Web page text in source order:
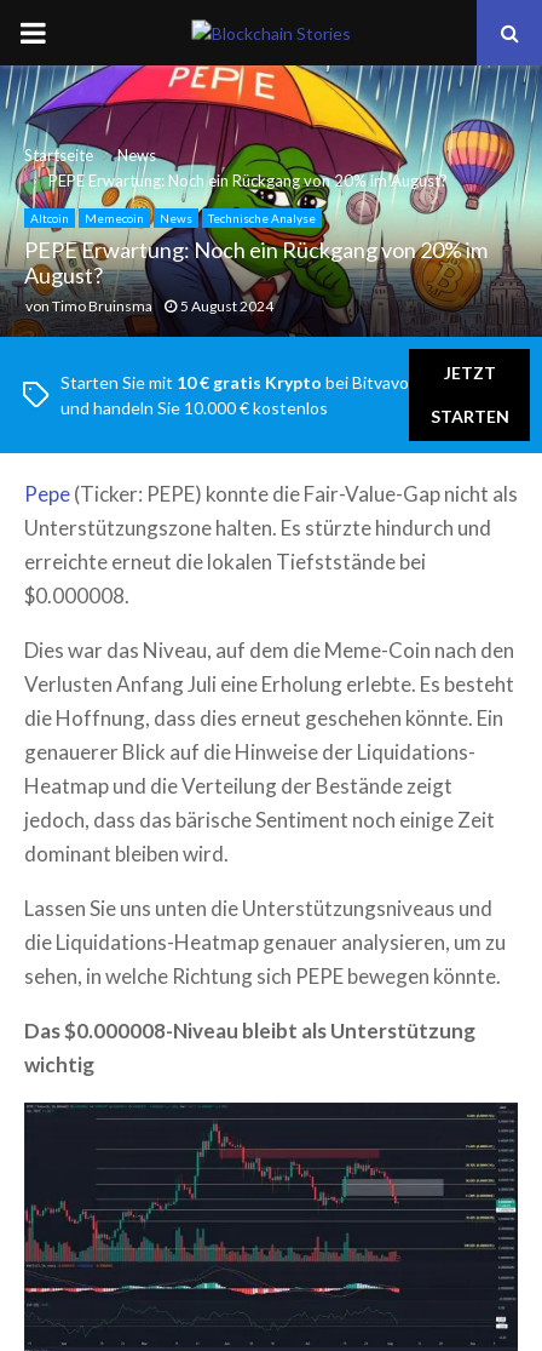
PRIMARY
MENU
Startseite
News
PEPE Erwartung: Noch ein Rückgang von 20% im August?
Altcoin Memecoin News Technische Analyse
PEPE Erwartung: Noch ein Rückgang von 20% im
August?
von Timo Bruinsma 5 August 2024
Starten Sie mit 10 € gratis Krypto bei Bitvavo
und handeln Sie 10.000 € kostenlos
JETZT
STARTEN
Pepe(Ticker: PEPE) konnte die Fair-Value-Gap nicht als
Unterstützungszone halten. Es stürzte hindurch und
erreichte erneut die lokalen Tiefststände bei
$0.000008.
Dies war das Niveau, auf dem die Meme-Coin nach den
Verlusten Anfang Juli eine Erholung erlebte. Es besteht
die Hoffnung, dass dies erneut geschehen könnte. Ein
genauerer Blick auf die Hinweise der Liquidations-
Heatmap und die Verteilung der Bestände zeigt
jedoch, dass das bärische Sentiment noch einige Zeit
dominant bleiben wird.
Lassen Sie uns unten die Unterstützungsniveaus und
die Liquidations-Heatmap genauer analysieren, um zu
sehen, in welche Richtung sich PEPE bewegen könnte.
Das $0.000008-Niveau bleibt als Unterstützung
wichtig